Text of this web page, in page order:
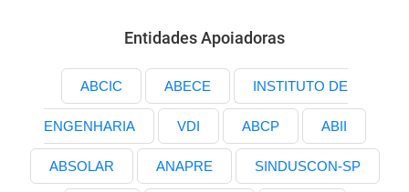
Entidades Apoiadoras
ABCIC ABECE INSTITUTO DE
ENGENHARIA VDI ABCP ABII
ABSOLAR ANAPRE SINDUSCON-SP